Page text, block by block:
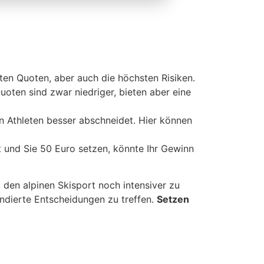
Quoten, aber auch die höchsten Risiken.
sind zwar niedriger, bieten aber eine
besser abschneidet. Hier können
Sie 50 Euro setzen, könnte Ihr Gewinn
alpinen Skisport noch intensiver zu
Entscheidungen zu treffen. Setzen